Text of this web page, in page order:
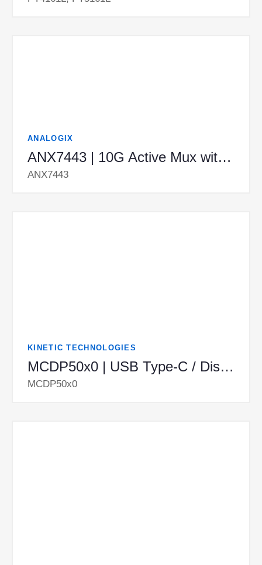
ANALOGIX
ANX7443 | 10G Active Mux with Re-timers for USB3.2/DisplayPort1.4
ANX7443
KINETIC TECHNOLOGIES
MCDP50x0 | USB Type-C / DisplayPort1.4 MST Hub
MCDP50x0